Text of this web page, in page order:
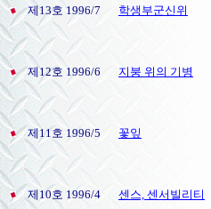
제13호 1996/7 학생부군신위
제12호 1996/6 지붕 위의 기병
제11호 1996/5 꽃잎
제10호 1996/4 센스, 센서빌리티